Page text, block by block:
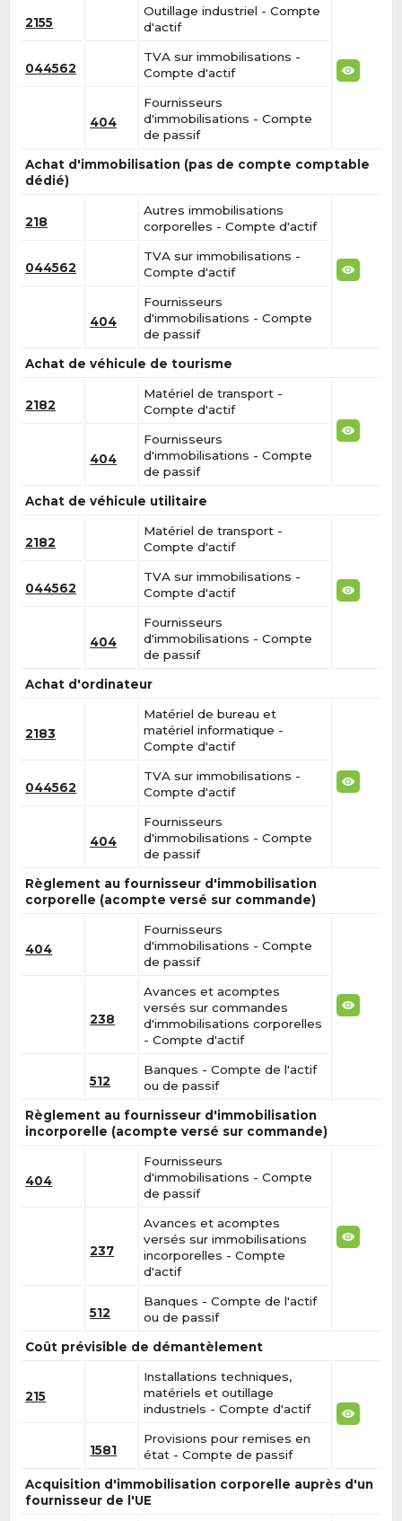
2155
Outillage industriel - Compte
d'actif
044562
TVA sur immobilisations -
Compte d'actif
404
Fournisseurs
d'immobilisations - Compte
de passif
Achat d'immobilisation (pas de compte comptable
dédié)
218
Autres immobilisations
corporelles - Compte d'actif
044562
TVA sur immobilisations -
Compte d'actif
404
Fournisseurs
d'immobilisations - Compte
de passif
Achat de véhicule de tourisme
2182
Matériel de transport -
Compte d'actif
404
Fournisseurs
d'immobilisations - Compte
de passif
Achat de véhicule utilitaire
2182
Matériel de transport -
Compte d'actif
044562
TVA sur immobilisations -
Compte d'actif
404
Fournisseurs
d'immobilisations - Compte
de passif
Achat d'ordinateur
2183
Matériel de bureau et
matériel informatique -
Compte d'actif
044562
TVA sur immobilisations -
Compte d'actif
404
Fournisseurs
d'immobilisations - Compte
de passif
Règlement au fournisseur d'immobilisation
corporelle (acompte versé sur commande)
404
Fournisseurs
d'immobilisations - Compte
de passif
238
Avances et acomptes
versés sur commandes
d'immobilisations corporelles
- Compte d'actif
512
Banques - Compte de l'actif
ou de passif
Règlement au fournisseur d'immobilisation
incorporelle (acompte versé sur commande)
404
Fournisseurs
d'immobilisations - Compte
de passif
237
Avances et acomptes
versés sur immobilisations
incorporelles - Compte
d'actif
512
Banques - Compte de l'actif
ou de passif
Coût prévisible de démantèlement
215
Installations techniques,
matériels et outillage
industriels - Compte d'actif
1581
Provisions pour remises en
état - Compte de passif
Acquisition d'immobilisation corporelle auprès d'un
fournisseur de l'UE